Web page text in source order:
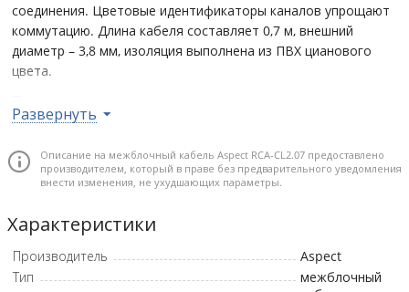
соединения. Цветовые идентификаторы каналов упрощают
коммутацию. Длина кабеля составляет 0,7 м, внешний
диаметр – 3,8 мм, изоляция выполнена из ПВХ цианового
цвета.
эффективную защиту от наводок и помех
электрооборудования автомобиля.
сигнала по всему частотному диапазону.
Позолоченные латунные RCA-разъёмы с герметичной
конструкцией и надежной фиксацией обеспечивают
Развернуть
Описание на межблочный кабель Aspect RCA-CL2.07 предоставлено
производителем, который в праве без предварительного уведомления
внести изменения, не ухудшающих параметры.
Характеристики
Производитель
Aspect
Тип
межблочный